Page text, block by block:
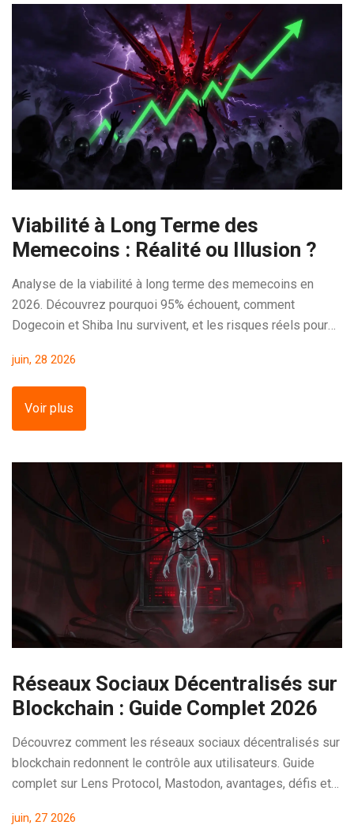
Viabilité à Long Terme des
Memecoins : Réalité ou Illusion ?
Analyse de la viabilité à long terme des memecoins en
2026. Découvrez pourquoi 95% échouent, comment
Dogecoin et Shiba Inu survivent, et les risques réels pour
juin, 28 2026
Voir plus
Réseaux Sociaux Décentralisés sur
Blockchain : Guide Complet 2026
Découvrez comment les réseaux sociaux décentralisés sur
blockchain redonnent le contrôle aux utilisateurs. Guide
complet sur Lens Protocol, Mastodon, avantages, défis et
juin, 27 2026